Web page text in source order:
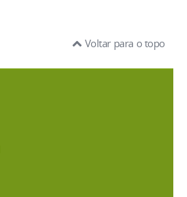
Voltar para o topo